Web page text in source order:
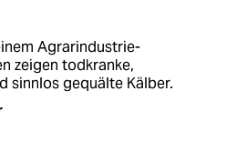
Agrarindustrie-
zeigen todkranke,
sinnlos gequälte Kälber.